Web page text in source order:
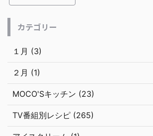
カテゴリー
１月 (3)
２月 (1)
MOCO'Sキッチン (23)
TV番組別レシピ (265)